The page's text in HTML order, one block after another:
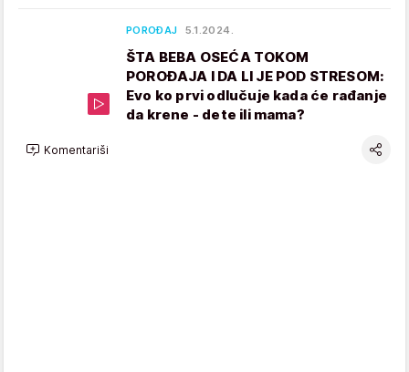
POROĐAJ 5.1.2024.
ŠTA BEBA OSEĆA TOKOM
POROĐAJA I DA LI JE POD STRESOM:
Evo ko prvi odlučuje kada će rađanje
da krene - dete ili mama?
Komentariši